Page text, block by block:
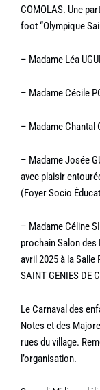
COMOLAS. Une
foot “Olympique
– Madame Léa
– Madame Cécile
– Madame Chantal
– Madame Josée
avec plaisir
(Foyer Socio
– Madame Céline
prochain Salon
avril 2025 à la Salle
SAINT GENIES DE
Le Carnaval des
Notes et des
rues du village.
l’organisation.